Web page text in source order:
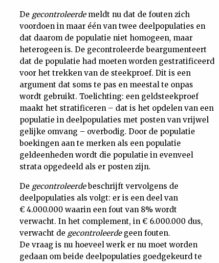
Nieuwsbrief
Contact
De gecontroleerde meldt nu dat de fouten zich
voordoen in maar één van twee deelpopulaties en
dat daarom de populatie niet homogeen, maar
heterogeen is. De gecontroleerde beargumenteert
dat de populatie had moeten worden gestratificeerd
voor het trekken van de steekproef. Dit is een
argument dat soms te pas en meestal te onpas
wordt gebruikt. Toelichting: een geldsteekproef
maakt het stratificeren – dat is het opdelen van een
populatie in deelpopulaties met posten van vrijwel
gelijke omvang – overbodig. Door de populatie
boekingen aan te merken als een populatie
geldeenheden wordt die populatie in evenveel
strata opgedeeld als er posten zijn.
De gecontroleerdebeschrijft vervolgens de
deelpopulaties als volgt: er is een deel van
€ 4.000.000 waarin een fout van 8% wordt
verwacht. In het complement, in € 6.000.000 dus,
verwacht de gecontroleerde geen fouten.
De vraag is nu hoeveel werk er nu moet worden
gedaan om beide deelpopulaties goedgekeurd te